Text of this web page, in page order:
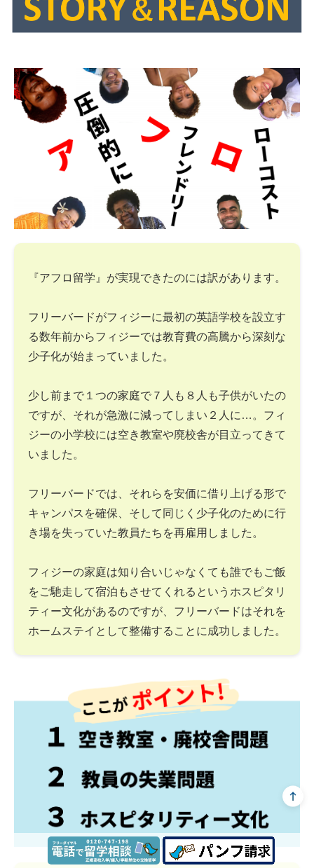
『アフロ留学』が実現できたのには訳があります。
フリーバードがフィジーに最初の英語学校を設立す
る数年前からフィジーでは教育費の高騰から深刻な
少子化が始まっていました。
少し前まで１つの家庭で７人も８人も子供がいたの
ですが、それが急激に減ってしまい２人に…。フィ
ジーの小学校には空き教室や廃校舎が目立ってきて
いました。
フリーバードでは、それらを安価に借り上げる形で
キャンパスを確保、そして同じく少子化のために行
き場を失っていた教員たちを再雇用しました。
フィジーの家庭は知り合いじゃなくても誰でもご飯
をご馳走して宿泊もさせてくれるというホスピタリ
ティー文化があるのですが、フリーバードはそれを
ホームステイとして整備することに成功しました。